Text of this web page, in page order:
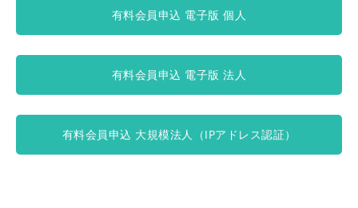
有料会員申込 電子版 個人
有料会員申込 電子版 法人
有料会員申込 大規模法人（IPアドレス認証）